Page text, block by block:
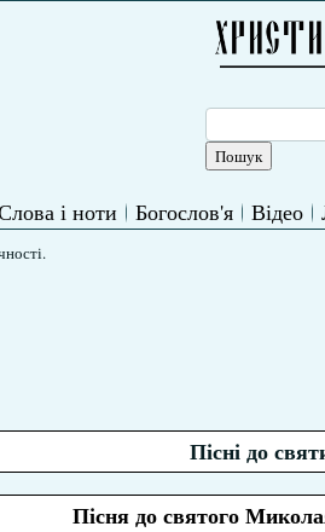
і ноти Богослов'я Відео
Пісні до
Пісня до святого